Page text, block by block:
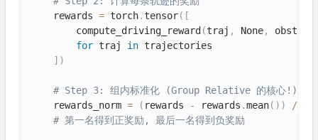
    rewards
= torch. tensor( [
        compute_driving_reward
(traj , None,
for traj in trajectories
] )
# Step 3: 组内标准化 (Group Relative 的核心!)
    rewards_norm
= ( rewards - rewards .mean( ) ) /
# 第一名得到正奖励, 最后一名得到负奖励